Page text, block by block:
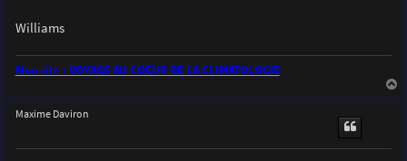
Williams
Mon site : VOYAGE AU COEUR DE LA CLIMATOLOGIE
Maxime Daviron